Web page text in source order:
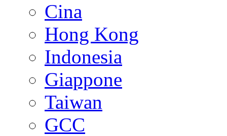
Cina
Hong Kong
Indonesia
Giappone
Taiwan
GCC